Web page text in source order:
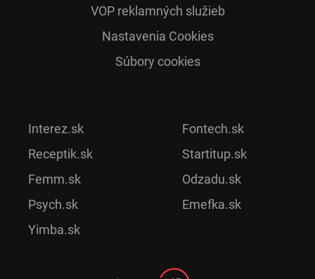
VOP reklamných služieb
Nastavenia Cookies
Súbory cookies
Interez.sk
Receptik.sk
Femm.sk
Psych.sk
Yimba.sk
Fontech.sk
Startitup.sk
Odzadu.sk
Emefka.sk